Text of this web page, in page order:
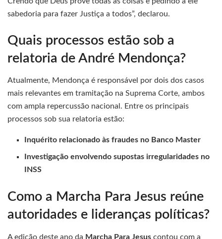
sabedoria para fazer Justiça a todos”, declarou.
Quais processos estão sob a
relatoria de André Mendonça?
Atualmente, Mendonça é responsável por dois dos casos
mais relevantes em tramitação na Suprema Corte, ambos
com ampla repercussão nacional. Entre os principais
processos sob sua relatoria estão:
Inquérito relacionado às fraudes no Banco Master
Investigação envolvendo supostas irregularidades no
INSS
Como a Marcha Para Jesus reúne
autoridades e lideranças políticas?
A edição deste ano da Marcha Para Jesus contou com a